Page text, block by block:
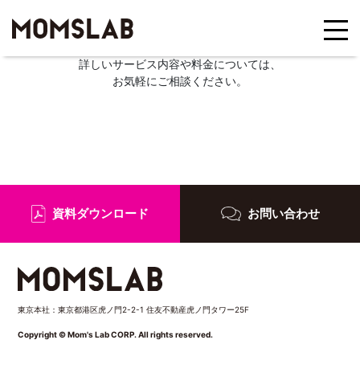
詳しいサービス内容や料金については、
お気軽にご相談ください。
資料ダウンロード お問い合わせ
東京本社：東京都港区虎ノ門2-2-1 住友不動産虎ノ門タワー25F
Copyright © Mom's Lab CORP. All rights reserved.